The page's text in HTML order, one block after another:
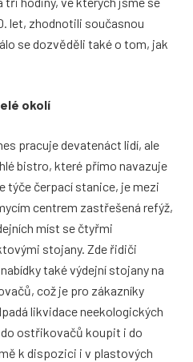
let, zhodnotili současnou
se dozvěděli také o tom, jak
okolí
pracuje devatenáct lidí, ale
bistro, které přímo navazuje
týče čerpací stanice, je mezi
centrem zastřešená refýž,
míst se čtyřmi
stojany. Zde řidiči
také výdejní stojany na
což je pro zákazníky
likvidace neekologických
ostřikovačů koupit i do
k dispozici i v plastových